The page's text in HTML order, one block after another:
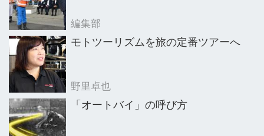
編集部
モトツーリズムを旅の定番ツアーへ
野里卓也
「オートバイ」の呼び方